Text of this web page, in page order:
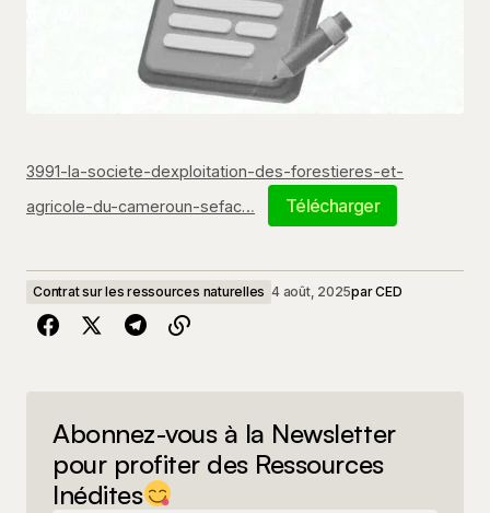
3991-la-societe-dexploitation-des-forestieres-et-
agricole-du-cameroun-sefac…
Télécharger
Contrat sur les ressources naturelles 4 août, 2025parCED
Abonnez-vous à la Newsletter
pour profiter des Ressources
Inédites